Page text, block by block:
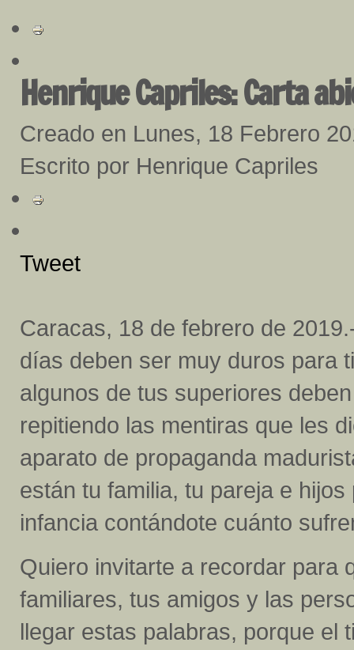
Henrique Capriles: Carta
Creado en Lunes, 18 Febrero
Escrito por Henrique Capriles
Tweet
Caracas, 18 de febrero de
días deben ser muy duros para
algunos de tus superiores
repitiendo las mentiras que les
aparato de propaganda
están tu familia, tu pareja e
infancia contándote cuánto
Quiero invitarte a recordar para
familiares, tus amigos y las
llegar estas palabras, porque el